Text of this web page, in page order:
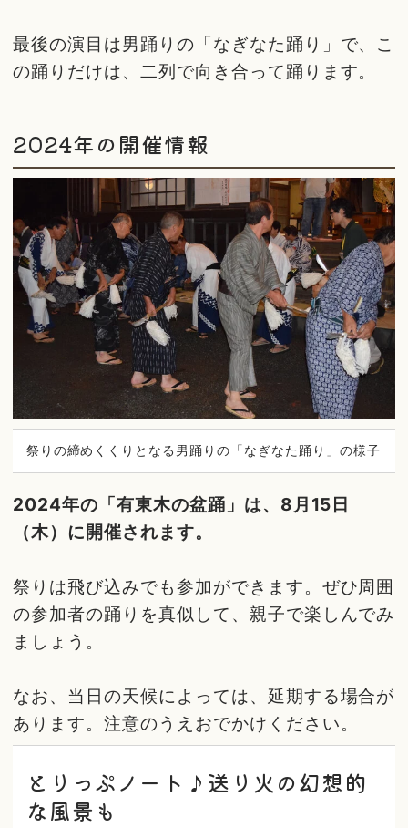
最後の演目は男踊りの「なぎなた踊り」で、こ
の踊りだけは、二列で向き合って踊ります。
2024年の開催情報
祭りの締めくくりとなる男踊りの「なぎなた踊り」の様子
2024年の「有東木の盆踊」は、8月15日
（木）に開催されます。
祭りは飛び込みでも参加ができます。ぜひ周囲
の参加者の踊りを真似して、親子で楽しんでみ
ましょう。
なお、当日の天候によっては、延期する場合が
あります。注意のうえおでかけください。
とりっぷノート♪送り火の幻想的
な風景も